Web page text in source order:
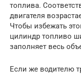
топлива.
двигателя
Чтобы избежать
цилиндр топливо
заполняет весь
Если же водителю